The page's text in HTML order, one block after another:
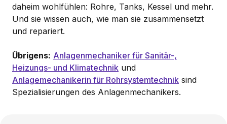
daheim wohlfühlen: Rohre, Tanks, Kessel und mehr.
Und sie wissen auch, wie man sie zusammensetzt
und repariert.
Übrigens: Anlagenmechaniker für Sanitär-,
Heizungs- und Klimatechnik und
Anlagemechanikerin für Rohrsystemtechnik sind
Spezialisierungen des Anlagenmechanikers.